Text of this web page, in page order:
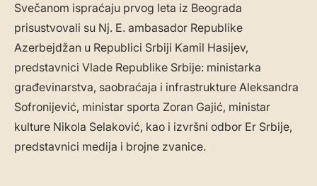
Svečanom ispraćaju prvog leta iz Beograda
prisustvovali su Nj. E. ambasador Republike
Azerbejdžan u Republici Srbiji Kamil Hasijev,
predstavnici Vlade Republike Srbije: ministarka
građevinarstva, saobraćaja i infrastrukture Aleksandra
Sofronijević, ministar sporta Zoran Gajić, ministar
kulture Nikola Selaković, kao i izvršni odbor Er Srbije,
predstavnici medija i brojne zvanice.